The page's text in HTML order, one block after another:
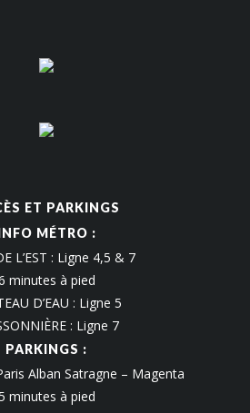
ET PARKINGS
MÉTRO :
L’EST : Ligne 4,5 & 7
minutes à pied
D’EAU : Ligne 5
: Ligne 7
PARKINGS :
Alban Satragne – Magenta
minutes à pied